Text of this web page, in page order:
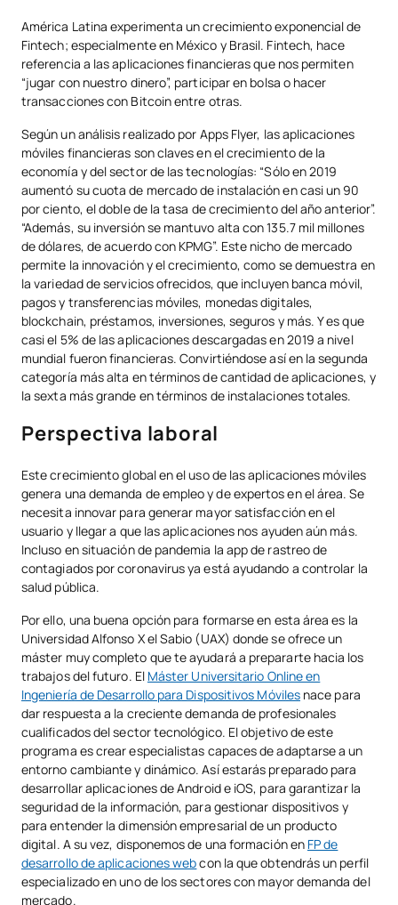
América Latina experimenta un crecimiento exponencial de
Fintech; especialmente en México y Brasil. Fintech, hace
referencia a las aplicaciones financieras que nos permiten
“jugar con nuestro dinero”, participar en bolsa o hacer
transacciones con Bitcoin entre otras.
Según un análisis realizado por Apps Flyer, las aplicaciones
móviles financieras son claves en el crecimiento de la
economía y del sector de las tecnologías: “Sólo en 2019
aumentó su cuota de mercado de instalación en casi un 90
por ciento, el doble de la tasa de crecimiento del año anterior”.
“Además, su inversión se mantuvo alta con 135.7 mil millones
de dólares, de acuerdo con KPMG”. Este nicho de mercado
permite la innovación y el crecimiento, como se demuestra en
la variedad de servicios ofrecidos, que incluyen banca móvil,
pagos y transferencias móviles, monedas digitales,
blockchain, préstamos, inversiones, seguros y más. Y es que
casi el 5% de las aplicaciones descargadas en 2019 a nivel
mundial fueron financieras. Convirtiéndose así en la segunda
categoría más alta en términos de cantidad de aplicaciones, y
la sexta más grande en términos de instalaciones totales.
Perspectiva laboral
Este crecimiento global en el uso de las aplicaciones móviles
genera una demanda de empleo y de expertos en el área. Se
necesita innovar para generar mayor satisfacción en el
usuario y llegar a que las aplicaciones nos ayuden aún más.
Incluso en situación de pandemia la app de rastreo de
contagiados por coronavirus ya está ayudando a controlar la
salud pública.
Por ello, una buena opción para formarse en esta área es la
Universidad Alfonso X el Sabio (UAX) donde se ofrece un
máster muy completo que te ayudará a prepararte hacia los
trabajos del futuro. El Máster Universitario Online en
Ingeniería de Desarrollo para Dispositivos Móviles nace para
dar respuesta a la creciente demanda de profesionales
cualificados del sector tecnológico. El objetivo de este
programa es crear especialistas capaces de adaptarse a un
entorno cambiante y dinámico. Así estarás preparado para
desarrollar aplicaciones de Android e iOS, para garantizar la
seguridad de la información, para gestionar dispositivos y
para entender la dimensión empresarial de un producto
digital. A su vez, disponemos de una formación en FP de
desarrollo de aplicaciones webcon la que obtendrás un perfil
especializado en uno de los sectores con mayor demanda del
mercado.